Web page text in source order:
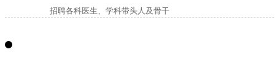
招聘各科医生、学科带头人及骨干